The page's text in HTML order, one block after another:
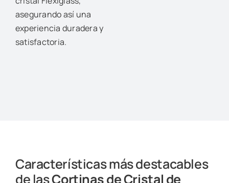
asegurando así una
experiencia duradera y
satisfactoria.
Características más destacables
de lasCortinas de Cristal de